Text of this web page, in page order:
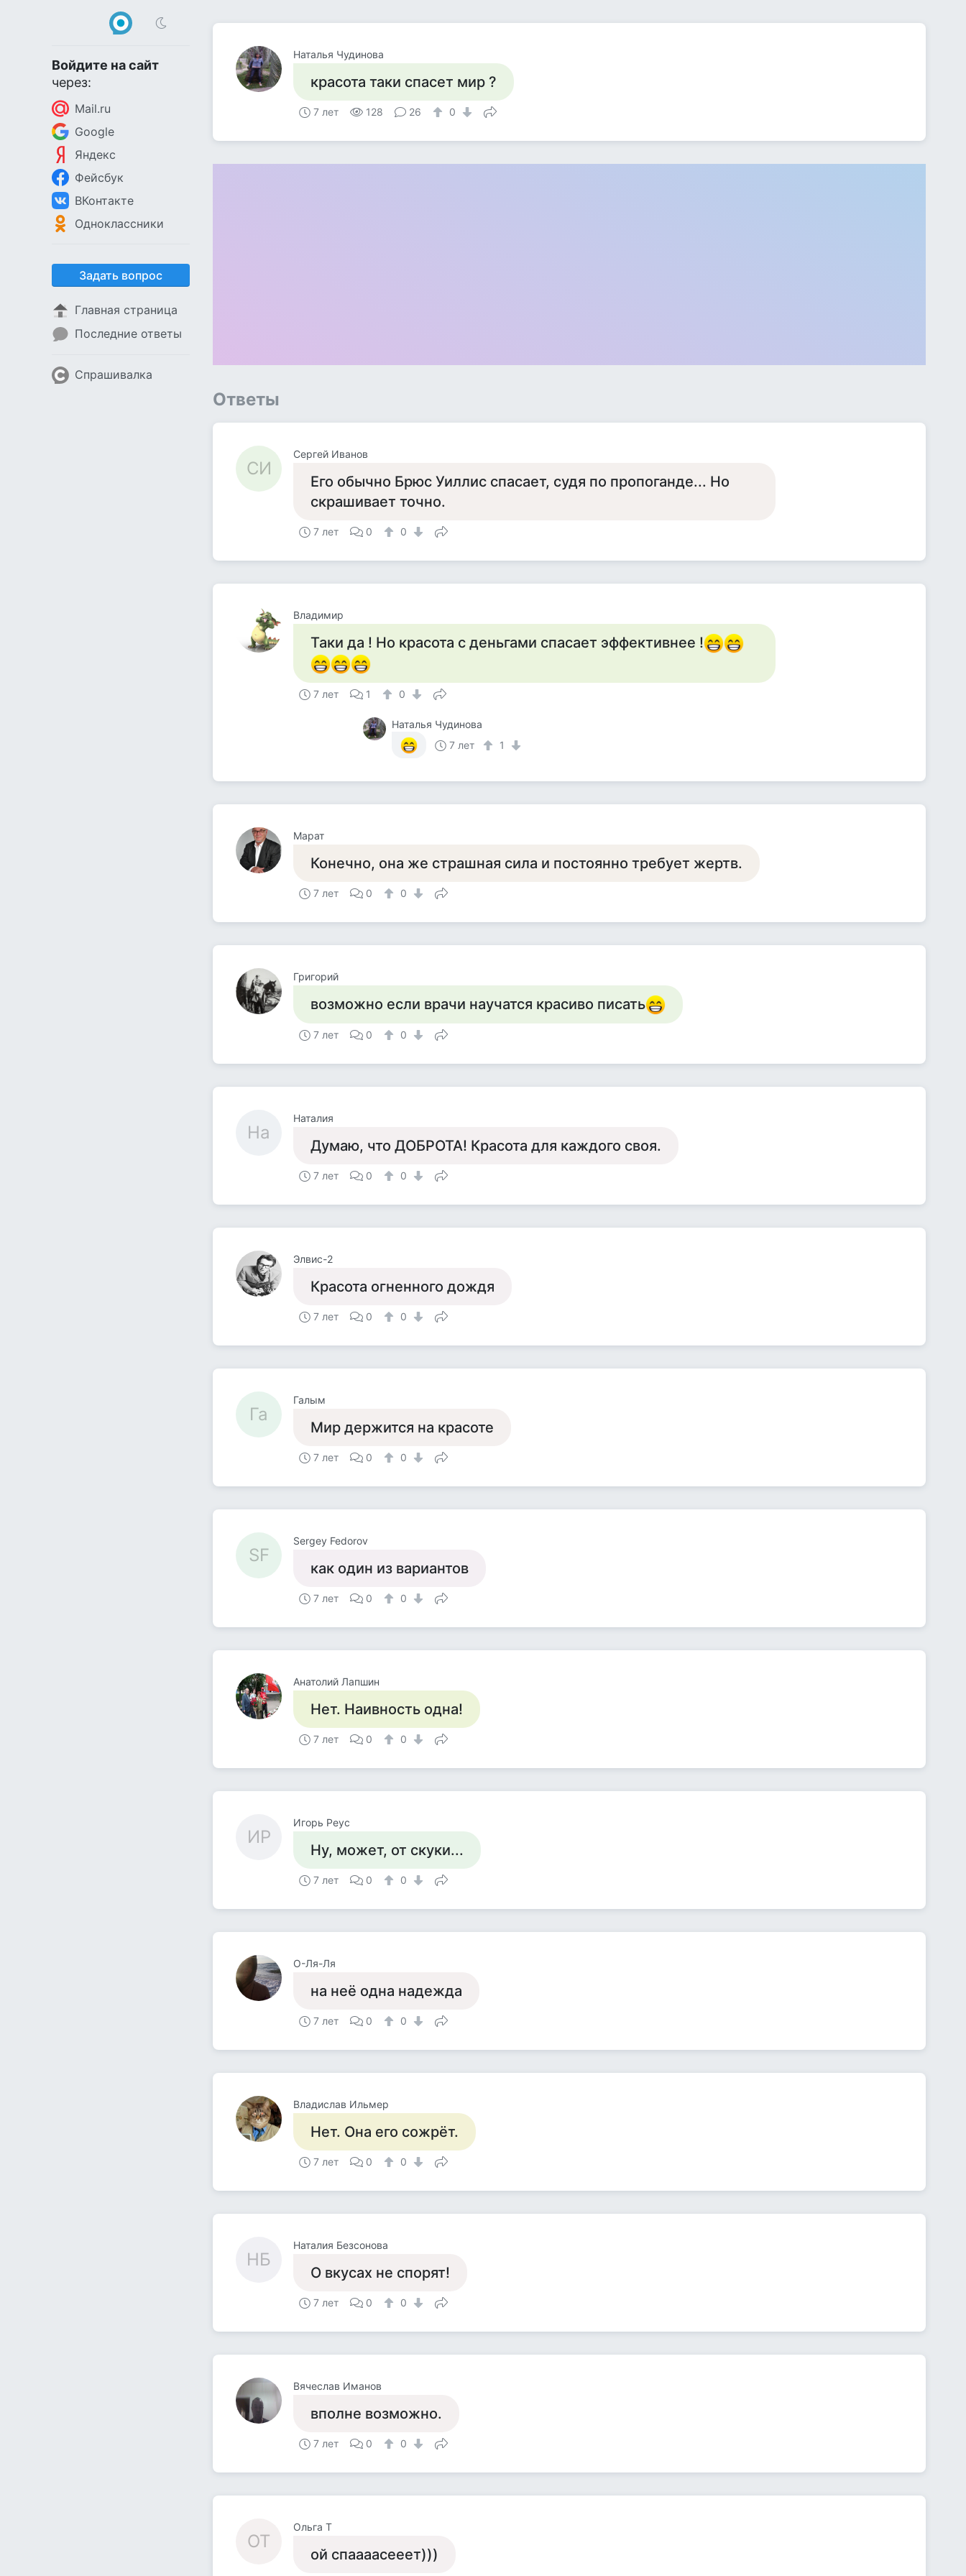
Войдите на сайт
через:
Mail.ru
Google
Яндекс
Фейсбук
ВКонтакте
Одноклассники
Задать вопрос
Главная страница
Последние ответы
Спрашивалка
Наталья Чудинова
красота таки спасет мир ?
7 лет 128 26 0
Ответы
СИ
Сергей Иванов
Его обычно Брюс Уиллис спасает, судя по пропоганде... Но
скрашивает точно.
7 лет 0 0
Владимир
Таки да ! Но красота с деньгами спасает эффективнее !
7 лет 1 0
Наталья Чудинова
7 лет
1
Марат
Конечно, она же страшная сила и постоянно требует жертв.
7 лет 0 0
Григорий
возможно если врачи научатся красиво писать
7 лет 0 0
На
Наталия
Думаю, что ДОБРОТА! Красота для каждого своя.
7 лет 0 0
Элвис-2
Красота огненного дождя
7 лет 0 0
Га
Галым
Мир держится на красоте
7 лет 0 0
SF
Sergey Fedorov
как один из вариантов
7 лет 0 0
Анатолий Лапшин
Нет. Наивность одна!
7 лет 0 0
ИР
Игорь Реус
Ну, может, от скуки...
7 лет 0 0
О-Ля-Ля
на неё одна надежда
7 лет 0 0
Владислав Ильмер
Нет. Она его сожрёт.
7 лет 0 0
НБ
Наталия Безсонова
О вкусах не спорят!
7 лет 0 0
Вячеслав Иманов
вполне возможно.
7 лет 0 0
ОТ
Ольга Т
ой спаааасееет)))